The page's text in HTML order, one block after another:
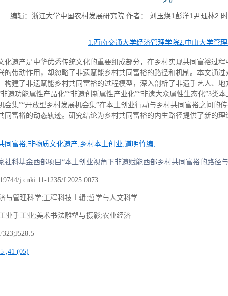
编辑：浙江大学中国农村发展研究院 作者： 刘玉焕1彭洋1尹珏林2
1.西南交通大学经济管理学院2.中山大学管
化遗产是中华优秀传统文化的重要组成部分，在乡村实现共同富裕过
的带动作用，却忽略了非遗赋能乡村共同富裕的路径和机制。本文通
构建了非遗赋能乡村共同富裕的过程模型，深入剖析了非遗手艺人、
遗功能属性产品化”“非遗创新属性产业化”“非遗大众属性生态化”3类本
会集”“开放型乡村发展机会集”在本土创业行动与乡村共同富裕之间的
同富裕的动态轨迹。研究结论为乡村共同富裕的内生路径提供了新的
同富裕;非物质文化遗产;乡村本土创业;道明竹编;
社科基金西部项目“本土创业视角下非遗赋能西部乡村共同富裕的路径
j.cnki.11-1235/f.2025.0073
与管理科学;工程科技 辑;哲学与人文科学
业手工业;美术书法雕塑与摄影;农业经济
,41 (05)